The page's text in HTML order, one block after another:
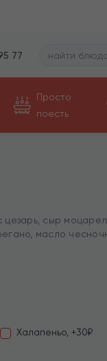
77
Просто
поесть
цезарь, сыр
масло
Халапеньо, +30₽